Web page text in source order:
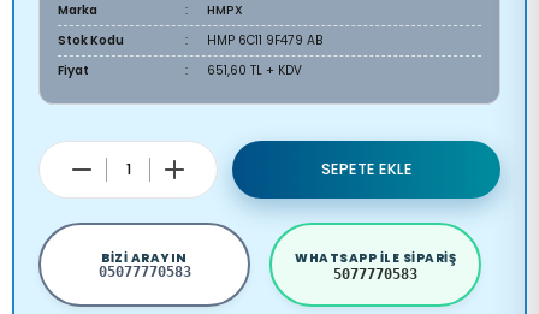
Marka
HMPX
Stok Kodu
HMP 6C11 9F479 AB
Fiyat
651,60 TL + KDV
SEPETE EKLE
BIZI ARAYIN
05077770583
WHATSAPP ILE SIPARIŞ
5077770583